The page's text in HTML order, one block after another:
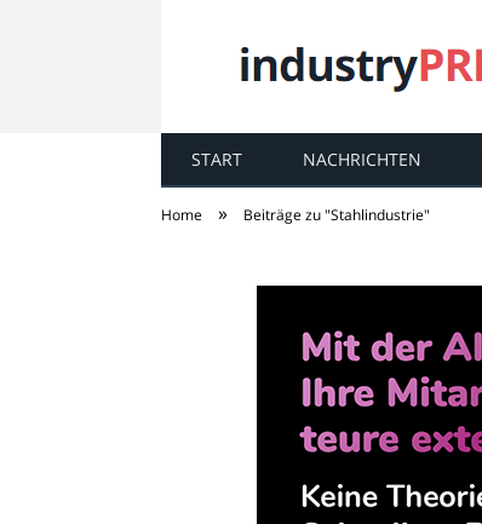
industryPRESS
START NACHRICHTEN
Home » Beiträge zu "Stahlindustrie"